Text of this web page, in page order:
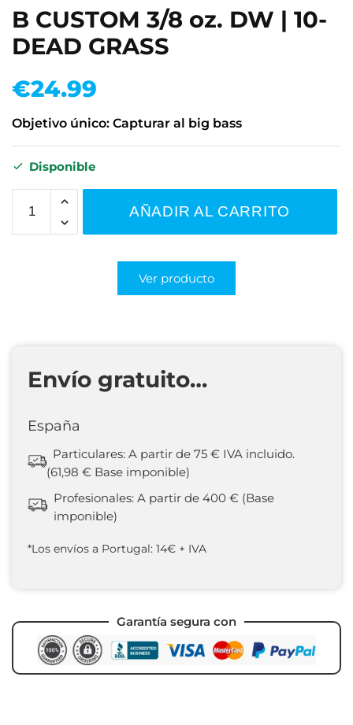
B CUSTOM 3/8 oz. DW | 10-
DEAD GRASS
€24.99
Objetivo único: Capturar al big bass
Disponible
AÑADIR AL CARRITO
Ver producto
Envío gratuito…
España
Particulares: A partir de 75 € IVA incluido.
(61,98 € Base imponible)
Profesionales: A partir de 400 € (Base
imponible)
*Los envíos a Portugal: 14€ + IVA
Garantía segura con